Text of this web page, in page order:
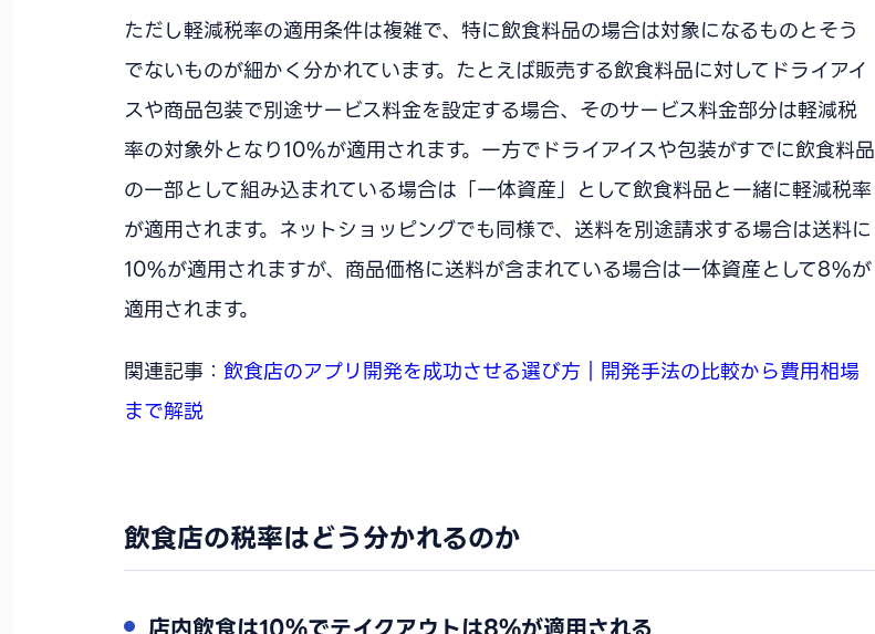
ただし軽減税率の適用条件は複雑で、特に飲食料品の場合は対象になるものとそう
でないものが細かく分かれています。たとえば販売する飲食料品に対してドライアイ
スや商品包装で別途サービス料金を設定する場合、そのサービス料金部分は軽減税
率の対象外となり10%が適用されます。一方でドライアイスや包装がすでに飲食料品
の一部として組み込まれている場合は「一体資産」として飲食料品と一緒に軽減税率
が適用されます。ネットショッピングでも同様で、送料を別途請求する場合は送料に
10%が適用されますが、商品価格に送料が含まれている場合は一体資産として8%が
適用されます。
関連記事： 飲食店のアプリ開発を成功させる選び方｜開発手法の比較から費用相場
まで解説
飲食店の税率はどう分かれるのか